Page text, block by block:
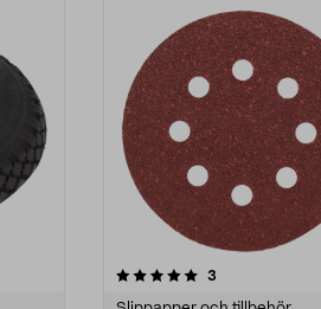
3
4.0 av 5 stjärnor